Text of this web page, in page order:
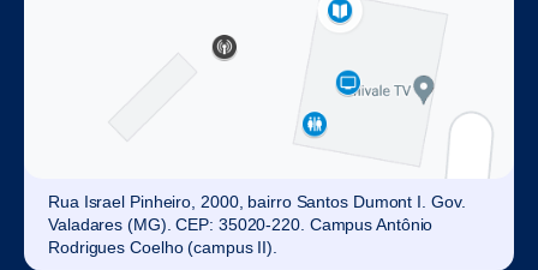
Rua Israel Pinheiro, 2000, bairro Santos Dumont I. Gov.
Valadares (MG). CEP: 35020-220. Campus Antônio
Rodrigues Coelho (campus II).